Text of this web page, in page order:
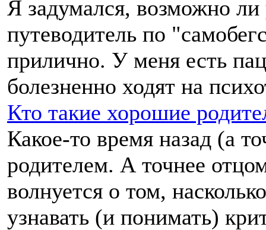
Я задумался, возможно ли
путеводитель по
прилично. У меня есть
болезненно ходят на
Кто такие хорошие
Какое-то время назад (а
родителем. А точнее
волнуется о том,
узнавать (и понимать)